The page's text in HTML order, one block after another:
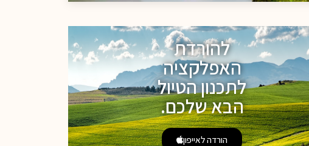
להורדת
האפלקציה
לתכנון הטיול
הבא שלכם.
הורדה לאייפון